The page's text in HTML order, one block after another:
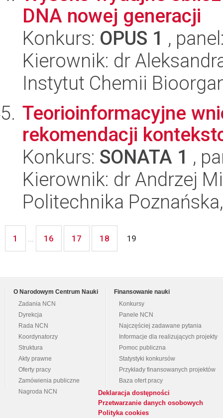
DNA nowej generacji
Konkurs: OPUS 1 ,
Kierownik: dr
Instytut Chemii
Teorioinformacyjne
rekomendacji
Konkurs: SONATA 1 ,
Kierownik: dr Andrzej
Politechnika
1 ... 16 17 18 19
O Narodowym Centrum Nauki
Zadania NCN
Dyrekcja
Rada NCN
Koordynatorzy
Struktura
Akty prawne
Oferty pracy
Zamówienia publiczne
Nagroda NCN
Finansowanie nauki
Konkursy
Panele NCN
Najczęściej zadawane pytania
Informacje dla realizujących projekty
Pomoc publiczna
Statystyki konkursów
Przykłady finansowanych projektów
Baza ofert pracy
Deklaracja dostępności
Przetwarzanie danych osobowych
Polityka cookies